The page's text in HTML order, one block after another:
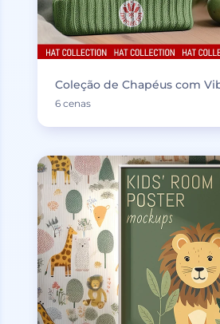
Coleção de Chapéus com
6 cenas